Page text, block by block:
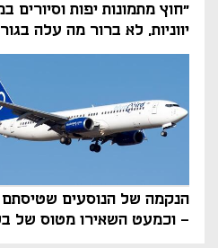
"חוץ מתמונות יפות וסיורים
יווניות, לא ברור מה עלה
פרויקט הנדל"ן"
הנקמה של הנוסעים
- וכמעט השאירו מטוס של